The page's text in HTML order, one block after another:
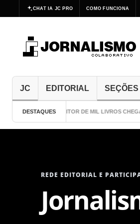
CHAT IA JC PRO COMO FUNCIONA
JC EDITORIAL SEÇÕES
DESTAQUES
O ESCRITOR DE MIL LIVROS CHEGA
REDE EDITORIAL E